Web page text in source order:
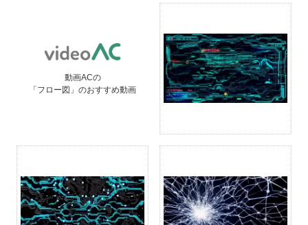
動画ACの
「フロー図」のおすすめ動画